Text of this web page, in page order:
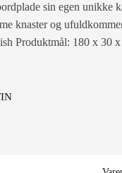
sin egen unikke
knaster og
Produktmål: 180 x 30